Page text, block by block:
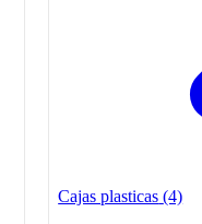
Cajas plasticas (4)